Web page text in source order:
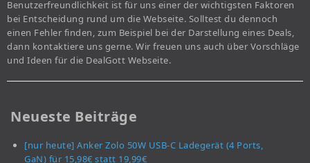
Benutzerfreundlichkeit ist für uns einer der wichtigsten Faktoren
bei Entscheidung rund um die Webseite. Solltest du dennoch
einen Fehler finden, zum Beispiel bei der Darstellung eines Deals,
dann kontaktiere uns gerne. Wir freuen uns auch über Vorschläge
und Ideen für die DealGott Webseite.
Neueste Beiträge
[nur heute] Anker Zolo 50W USB-C Ladegerät (4 Ports,
GaN) für 15,98€ statt 19,99€